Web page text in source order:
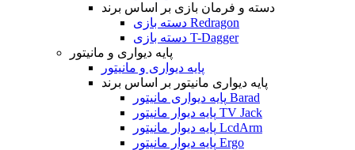
دسته و فرمان بازی بر اساس برند
دسته بازی Redragon
دسته بازی T-Dagger
پایه دیواری و مانیتور
پایه دیواری و مانیتور
پایه دیواری مانیتور بر اساس برند
پایه دیواری مانیتور Barad
پایه دیوار مانیتور TV Jack
پایه دیوار مانیتور LcdArm
پایه دیوار مانیتور Ergo